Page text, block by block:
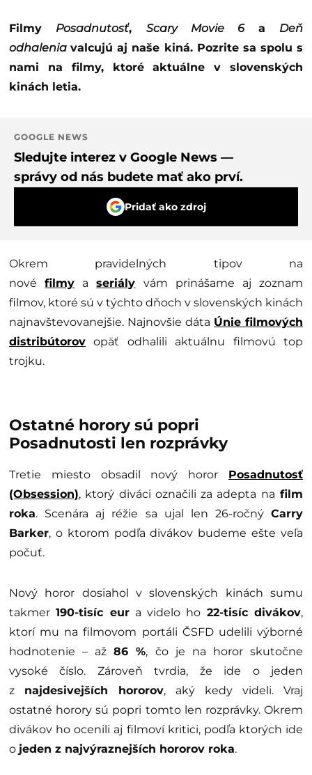
Filmy Posadnutosť, Scary Movie 6 a Deň
odhaleniavalcujú aj naše kiná. Pozrite sa spolu s
nami na filmy, ktoré aktuálne v slovenských
kinách letia.
GOOGLE NEWS
Sledujte interez v Google News —
správy od nás budete mať ako prví.
Pridať ako zdroj
Okrem pravidelných tipov na
novéfilmy aseriály vám prinášame aj zoznam
filmov, ktoré sú v týchto dňoch v slovenských kinách
najnavštevovanejšie. Najnovšie dáta Únie filmových
distribútorov opäť odhalili aktuálnu filmovú top
trojku.
Ostatné horory sú popri
Posadnutosti len rozprávky
Tretie miesto obsadil nový horor Posadnutosť
(Obsession), ktorý diváci označili za adepta na film
roka. Scenára aj réžie sa ujal len 26-ročný Carry
Barker, o ktorom podľa divákov budeme ešte veľa
počuť.
Nový horor dosiahol v slovenských kinách sumu
takmer190-tisíc eura videlo ho 22-tisíc divákov,
ktorí mu na filmovom portáli ČSFD udelili výborné
hodnotenie – až86 %, čo je na horor skutočne
vysoké číslo. Zároveň tvrdia, že ide o jeden
z najdesivejších hororov, aký kedy videli. Vraj
ostatné horory sú popri tomto len rozprávky. Okrem
divákov ho ocenili aj filmoví kritici, podľa ktorých ide
o jeden z najvýraznejších hororov roka.